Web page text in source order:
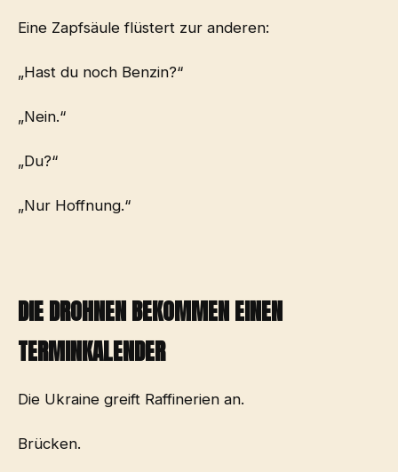
Eine Zapfsäule flüstert zur anderen:
„Hast du noch Benzin?“
„Nein.“
„Du?“
„Nur Hoffnung.“
DIE DROHNEN BEKOMMEN EINEN
TERMINKALENDER
Die Ukraine greift Raffinerien an.
Brücken.